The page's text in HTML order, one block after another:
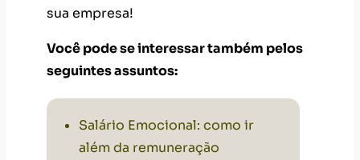
sua empresa!
Você pode se interessar também pelos
seguintes assuntos:
Salário Emocional: como ir
além da remuneração